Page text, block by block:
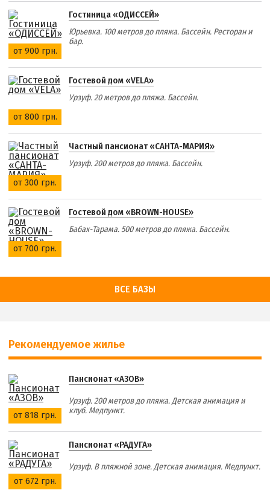
от 900 грн.
Гостиница «ОДИССЕЙ»
Юрьевка. 100 метров до пляжа. Бассейн. Ресторан и
бар.
от 800 грн.
Гостевой дом «VELA»
Урзуф. 20 метров до пляжа. Бассейн.
от 300 грн.
Частный пансионат «САНТА-МАРИЯ»
Урзуф. 200 метров до пляжа. Бассейн.
от 700 грн.
Гостевой дом «BROWN-HOUSE»
Бабах-Тарама. 500 метров до пляжа. Бассейн.
ВСЕ БАЗЫ
Рекомендуемое жилье
от 818 грн.
Пансионат «АЗОВ»
Урзуф. 200 метров до пляжа. Детская анимация и
клуб. Медпункт.
от 672 грн.
Пансионат «РАДУГА»
Урзуф. В пляжной зоне. Детская анимация. Медпункт.